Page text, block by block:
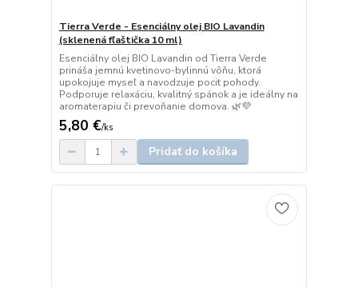
Tierra Verde - Esenciálny olej BIO Lavandin
(sklenená fľaštička 10 ml)
Esenciálny olej BIO Lavandin od Tierra Verde
prináša jemnú kvetinovo-bylinnú vôňu, ktorá
upokojuje myseľ a navodzuje pocit pohody.
Podporuje relaxáciu, kvalitný spánok a je ideálny na
aromaterapiu či prevoňanie domova. 🌿💜
5,80 €/ks
Pridať do košíka